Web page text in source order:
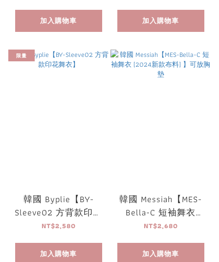
加入購物車 加入購物車
限量
韓國 Byplie【BY-
Sleeve02 方背款印花
舞衣】
NT$2,580
加入購物車
韓國 Messiah【MES-
Bella-C 短袖舞衣
[2024新款布料] 】可
NT$2,680
加入購物車